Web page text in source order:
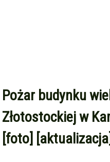
Pożar budynku
Złotostockiej w
[foto] [aktualizacja]